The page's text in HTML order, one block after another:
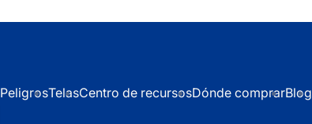
PeligrosTelasCentro de recursosDónde comprarBlog